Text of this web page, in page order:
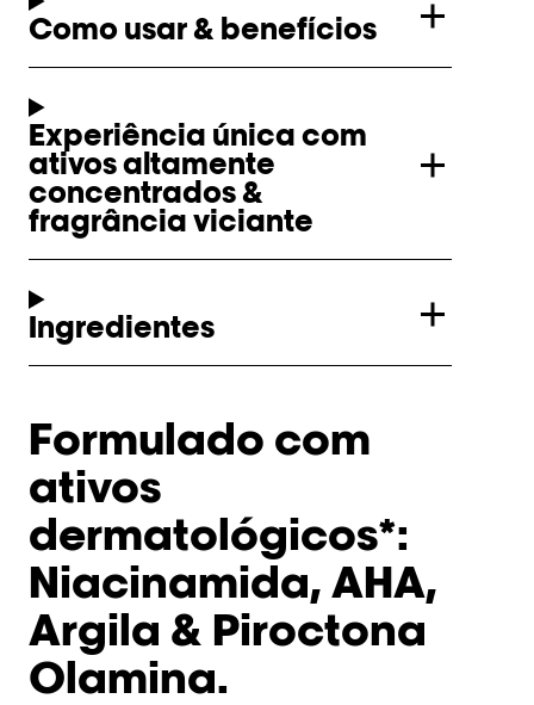
Como usar & benefícios
Experiência única com
ativos altamente
concentrados &
fragrância viciante
Ingredientes
Formulado com
ativos
dermatológicos*:
Niacinamida, AHA,
Argila & Piroctona
Olamina.